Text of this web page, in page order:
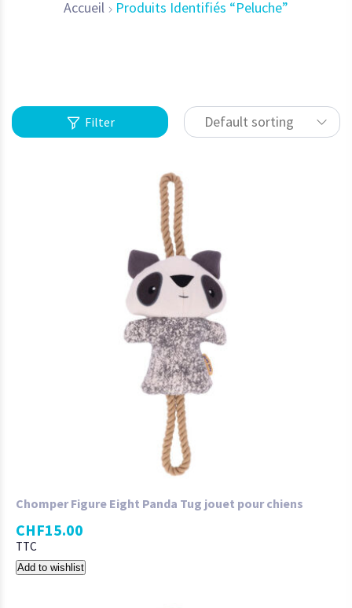
Accueil Produits Identifiés “Peluche”
Filter Default sorting
Chomper Figure Eight Panda Tug jouet pour chiens
CHF15.00
TTC
Add to wishlist